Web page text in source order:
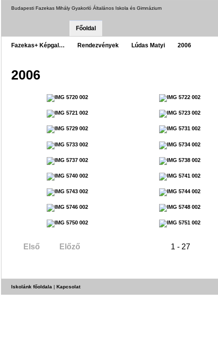
Budapesti Fazekas Mihály Gyakorló Általános Iskola és Gimnázium
Főoldal
Fazekas+ Képgal… Rendezvények Lúdas Matyi 2006
2006
Első Előző 1 - 27
Iskolánk főoldala | Kapcsolat